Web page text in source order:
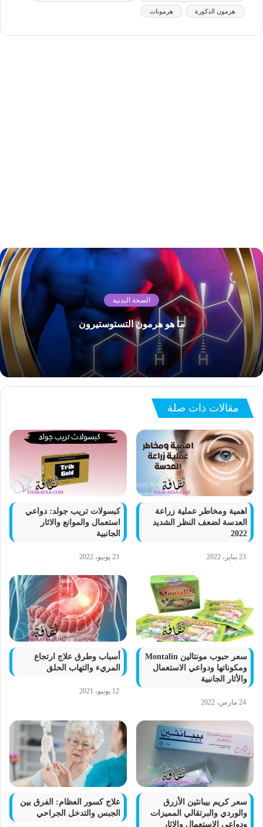
هرمون الذكورة هرمونات
الصحة البدنية
ما هو هرمون التستوستيرون
مقالات ذات صلة
اهمية ومخاطر عملية زراعة
العدسة لضعف النظر الشديد
2022
23 يناير، 2022
كبسولات تريب جولد: دواعي
استعمال والموانع والاثار
الجانبية
23 يونيو، 2022
سعر حبوب مونتالين Montalin
ومكوناتها ودواعي الاستعمال
والأثار الجانبية
24 مارس، 2022
أسباب وطرق علاج ارتجاع
المريء والتهاب الحلق
12 يونيو، 2021
سعر كريم بيبانثين الأزرق
والوردي والبرتقالي المميزات
ودواعي الاستعمال والاثار
علاج كسور العظام: الفرق بين
الجبس والتدخل الجراحي